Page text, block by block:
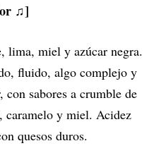
♫]
lima, miel y azúcar negra.
fluido, algo complejo y
con sabores a crumble de
caramelo y miel. Acidez
quesos duros.